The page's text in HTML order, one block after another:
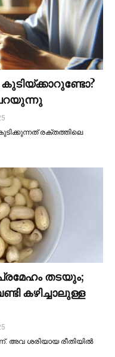
രക്തത്തിലെ
തടയും;
കഴിച്ചാലുള്ള
ശരിയായ രീതിയില്‍